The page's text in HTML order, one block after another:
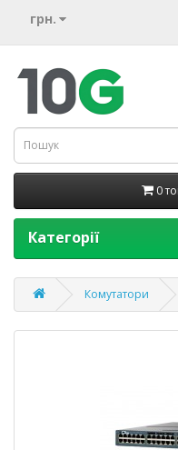
грн.
0
Категорії
Комутатори